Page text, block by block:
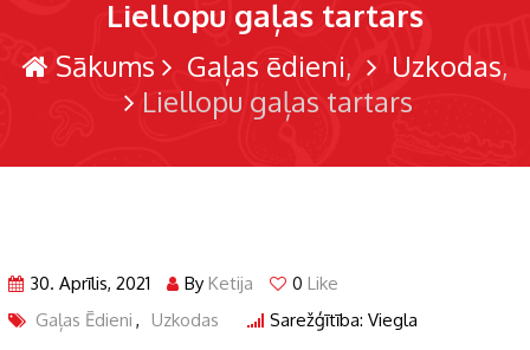
Liellopu gaļas tartars
Sākums Gaļas ēdieni
Uzkodas
Liellopu gaļas tartars
30. Aprīlis, 2021 By Ketija 0 Like
Gaļas Ēdieni , Uzkodas Sarežģītība: Viegla